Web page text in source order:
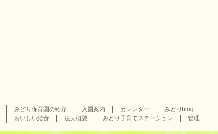
みどり保育園の紹介 入園案内 カレンダー
みどりblog
おいしい給食
法人概要 みどり子育てステーション 管理